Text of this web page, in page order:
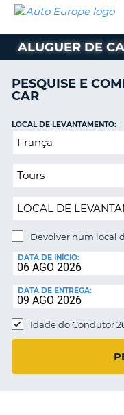
ALUGUER
CARROS
ALUGUER
CARAVANAS
E
AUTO
EUROPE
ALUGUER
CARROS
ALUGUER
DE
AUTO-
PARCEIROS
A
CONTA
A
MINHA
RESERVA
PORTUGAL
ALUGUER DE
PESQUISE E
CAR
Devolver
local
LOCAL DE LEVANTAMENTO:
Devolver num local
DE
DEVOLUÇÃO:
DATA DE INÍCIO:
DATA DE ENTREGA:
Idade do Condutor